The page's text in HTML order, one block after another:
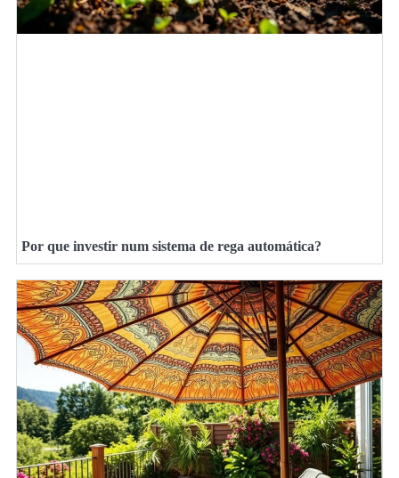
Por que investir num sistema de rega automática?